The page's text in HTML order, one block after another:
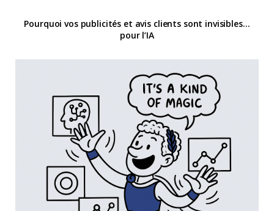
Pourquoi vos publicités et avis clients sont invisibles…
pour l’IA